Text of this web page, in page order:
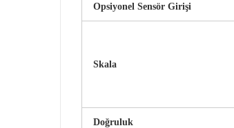
Opsiyonel Sensör Girişi
Skala
Doğruluk